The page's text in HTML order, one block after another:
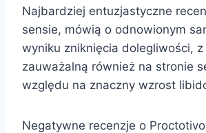
Najbardziej entuzjastyczne
sensie, mówią o odnowionym
wyniku zniknięcia dolegliwości,
zauważalną również na stronie
względu na znaczny wzrost
Negatywne recenzje o